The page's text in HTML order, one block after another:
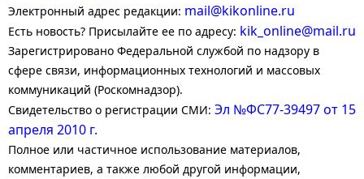
Электронный адрес редакции: mail@kikonline.ru
Есть новость? Присылайте ее по адресу: kik_online@mail.ru
Зарегистрировано Федеральной службой по надзору в
сфере связи, информационных технологий и массовых
коммуникаций (Роскомнадзор).
Свидетельство о регистрации СМИ: Эл №ФС77-39497 от 15
апреля 2010 г.
Полное или частичное использование материалов,
комментариев, а также любой другой информации,